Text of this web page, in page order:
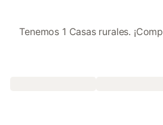
Tenemos 1 Casas rurales.